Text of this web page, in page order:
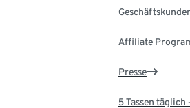
Affiliate
Presse
5 Tassen täglich